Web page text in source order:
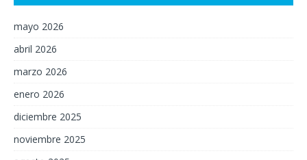
mayo 2026
abril 2026
marzo 2026
enero 2026
diciembre 2025
noviembre 2025